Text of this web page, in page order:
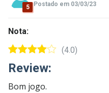
5 Postado em 03/03/23
Nota:
(4.0)
Review:
Bom jogo.